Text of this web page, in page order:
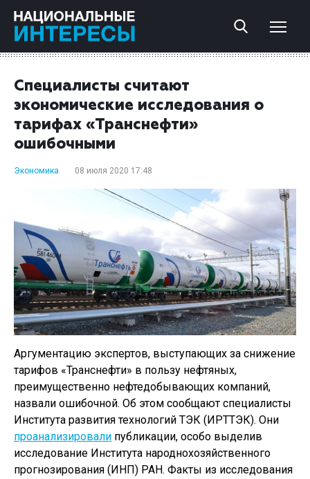
Специалисты считают
экономические исследования о
тарифах «Транснефти»
ошибочными
Экономика 08 июля 2020 17:48
Аргументацию экспертов, выступающих за снижение
тарифов «Транснефти» в пользу нефтяных,
преимущественно нефтедобывающих компаний,
назвали ошибочной. Об этом сообщают специалисты
Института развития технологий ТЭК (ИРТТЭК). Они
проанализировали публикации, особо выделив
исследование Института народнохозяйственного
прогнозирования (ИНП) РАН. Факты из исследования